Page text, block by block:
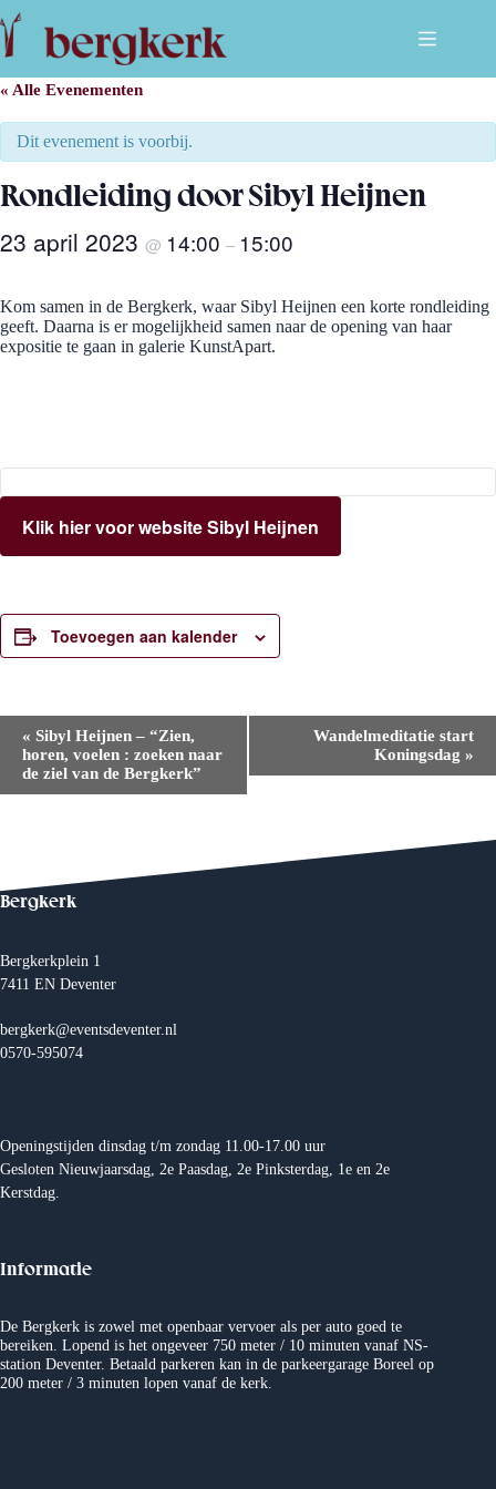
Ga
naar
de
« Alle Evenementen
Dit evenement is voorbij.
Rondleiding door Sibyl Heijnen
23 april 2023 @ 14:00 – 15:00
Kom samen in de Bergkerk, waar Sibyl Heijnen een korte rondleiding
geeft. Daarna is er mogelijkheid samen naar de opening van haar
expositie te gaan in galerie KunstApart.
Klik hier voor website Sibyl Heijnen
Toevoegen aan kalender
e
N
a
g
a
i
e
« Sibyl Heijnen – “Zien,
horen, voelen : zoeken naar
de ziel van de Bergkerk”
Wandelmeditatie start
Koningsdag »
Bergkerk
Bergkerkplein 1
7411 EN Deventer
bergkerk@eventsdeventer.nl
0570-595074
Openingstijden dinsdag t/m zondag 11.00-17.00 uur
Gesloten Nieuwjaarsdag, 2e Paasdag, 2e Pinksterdag, 1e en 2e
Kerstdag.
Informatie
De Bergkerk is zowel met openbaar vervoer als per auto goed te
bereiken. Lopend is het ongeveer 750 meter / 10 minuten vanaf NS-
station Deventer. Betaald parkeren kan in de parkeergarage Boreel op
200 meter / 3 minuten lopen vanaf de kerk.